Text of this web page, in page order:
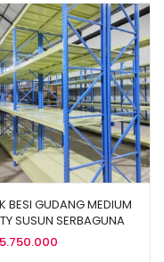
BESI GUDANG MEDIUM
SUSUN SERBAGUNA
RR-500
5.750.000